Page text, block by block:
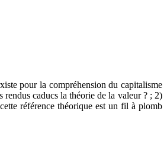
pour la compréhension du capitalisme
rendus caducs la théorie de la valeur ? ; 2)
référence théorique est un fil à plomb